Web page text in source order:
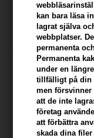
kan bara läsa
lagrat själva
webbplatser.
permanenta
Permanenta
under en
tillfälligt på din
men
att de inte
företag
att förbättra
skada dina
142,00 SEK